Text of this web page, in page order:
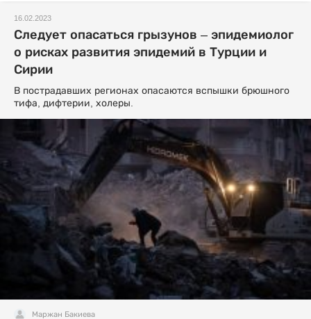
16.02.2023
Следует опасаться грызунов – эпидемиолог
о рисках развития эпидемий в Турции и
Сирии
В пострадавших регионах опасаются вспышки брюшного
тифа, дифтерии, холеры.
Маржан Бакиева